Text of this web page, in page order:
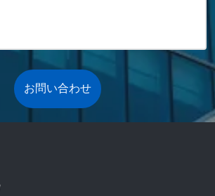
お問い合わせ